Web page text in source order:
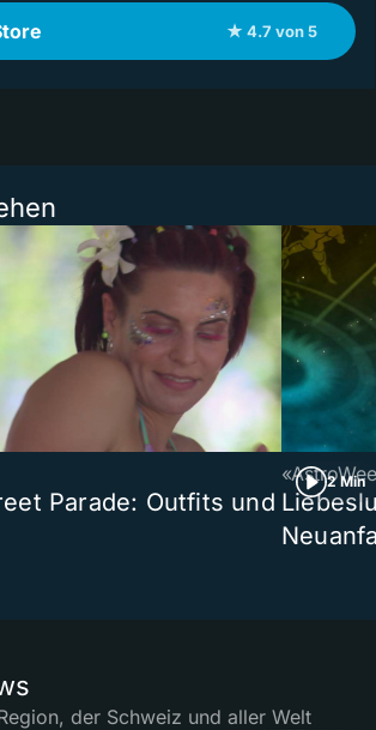
★ 4.7 von 5
Parade: Outfits und
2 Min
der Schweiz und aller Welt